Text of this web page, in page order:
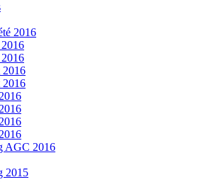
2016
2016
2016
AGC 2016
2015